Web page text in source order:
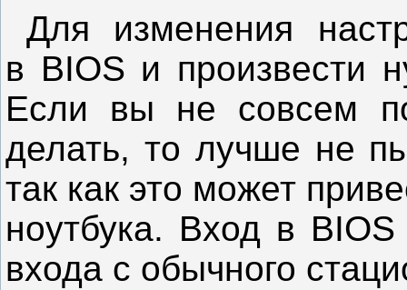
Для изменения
в BIOS и произвести
Если вы не совсем
делать, то лучше не
так как это может
ноутбука. Вход в BIOS
входа с обычного